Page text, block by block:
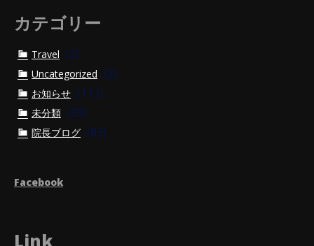
カテゴリー
Travel (2)
Uncategorized (2)
お知らせ (112)
未分類 (39)
院長ブログ (83)
Facebook
Link